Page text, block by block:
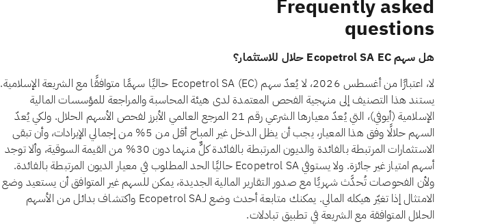
Frequently asked
questions
هل سهم Ecopetrol SA EC حلال للاستثمار؟
لا، اعتبارًا من أغسطس 2026، لا يُعدّ سهم Ecopetrol SA (EC) حاليًا سهمًا متوافقًا مع الشريعة الإسلامية.
يستند هذا التصنيف إلى منهجية الفحص المعتمدة لدى هيئة المحاسبة والمراجعة للمؤسسات المالية
الإسلامية (أيوفي)، التي يُعدّ معيارها الشرعي رقم 21 المرجع العالمي الأبرز لفحص الأسهم الحلال. ولكي يُعدّ
السهم حلالًا وفق هذا المعيار، يجب أن يظل الدخل غير المباح أقل من 5% من إجمالي الإيرادات، وأن تبقى
الاستثمارات المرتبطة بالفائدة والديون المرتبطة بالفائدة كلٌّ منهما دون 30% من القيمة السوقية، وألا توجد
أسهم امتياز غير جائزة. ولا يستوفي Ecopetrol SA حاليًا الحد المطلوب في معيار الديون المرتبطة بالفائدة.
ولأن الفحوصات تُحدَّث شهريًا مع صدور التقارير المالية الجديدة، يمكن للسهم غير المتوافق أن يستعيد وضع
الامتثال إذا تغيّر هيكله المالي. يمكنك متابعة أحدث وضع لـEcopetrol SA واكتشاف بدائل من الأسهم
الحلال المتوافقة مع الشريعة في تطبيق تبادلات.